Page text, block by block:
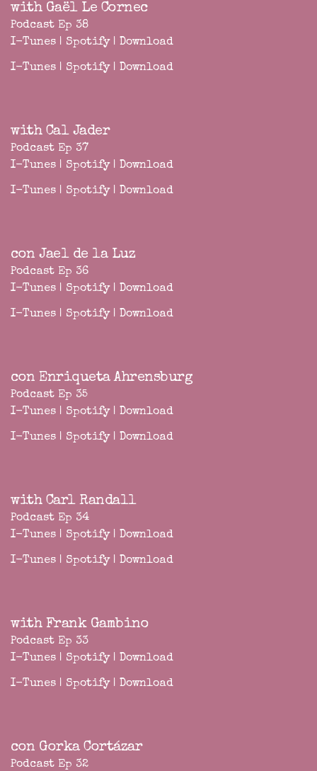
with Gaël Le Cornec
Podcast Ep 38
I-Tunes | Spotify| Download
I-Tunes | Spotify| Download
with Cal Jader
Podcast Ep 37
I-Tunes | Spotify| Download
I-Tunes | Spotify| Download
con Jael de la Luz
Podcast Ep 36
I-Tunes | Spotify| Download
I-Tunes | Spotify| Download
con Enriqueta Ahrensburg
Podcast Ep 35
I-Tunes | Spotify| Download
I-Tunes | Spotify| Download
with Carl Randall
Podcast Ep 34
I-Tunes | Spotify| Download
I-Tunes | Spotify| Download
with Frank Gambino
Podcast Ep 33
I-Tunes | Spotify| Download
I-Tunes | Spotify| Download
con Gorka Cortázar
Podcast Ep 32